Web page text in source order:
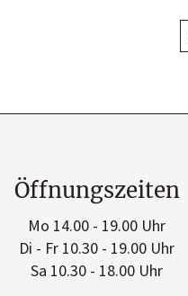
Öffnungszeiten
Mo 14.00 - 19.00 Uhr
Di - Fr 10.30 - 19.00 Uhr
Sa 10.30 - 18.00 Uhr